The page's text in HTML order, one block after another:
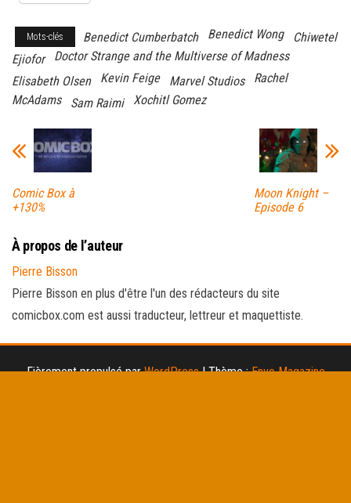
Mots-clés Benedict Cumberbatch Benedict Wong
Chiwetel
Ejiofor
Doctor Strange and the Multiverse of Madness
Elisabeth Olsen
Kevin Feige Marvel Studios
Rachel
McAdams
Sam Raimi Xochitl Gomez
Comic Box à
+130%
Moon Knight –
Episode 6
À propos de l’auteur
Pierre Bisson
Pierre Bisson en plus d'être l'un des rédacteurs du site
comicbox.com est aussi traducteur, lettreur et maquettiste.
Fièrement propulsé parWordPress |Thème :Envo Magazine